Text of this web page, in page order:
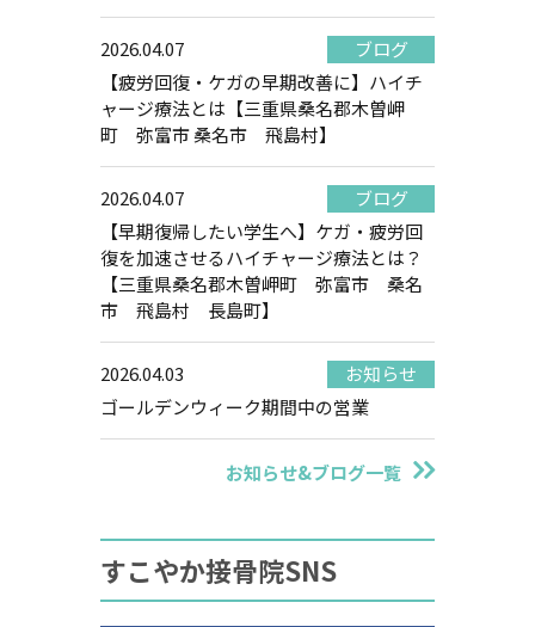
2026.04.07
ブログ
【疲労回復・ケガの早期改善に】ハイチ
ャージ療法とは【三重県桑名郡木曽岬
町 弥富市 桑名市 飛島村】
2026.04.07
ブログ
【早期復帰したい学生へ】ケガ・疲労回
復を加速させるハイチャージ療法とは？
【三重県桑名郡木曽岬町 弥富市 桑名
市 飛島村 長島町】
2026.04.03
お知らせ
ゴールデンウィーク期間中の営業
お知らせ&ブログ一覧
すこやか接骨院SNS